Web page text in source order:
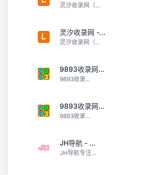
灵汐收录网（...
灵汐收录网 -...
灵汐收录网（...
9893收录网...
9893收录...
9893收录网...
9893收录...
JH导航 - ...
JH导航专注...